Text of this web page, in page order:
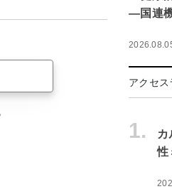
―国連
アクセ
1.
性